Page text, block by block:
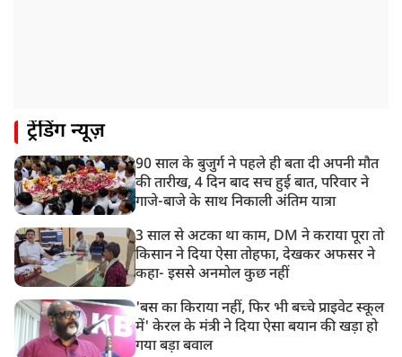
ट्रेंडिंग न्यूज़
90 साल के बुजुर्ग ने पहले ही बता दी अपनी मौत
की तारीख, 4 दिन बाद सच हुई बात, परिवार ने
गाजे-बाजे के साथ निकाली अंतिम यात्रा
3 साल से अटका था काम, DM ने कराया पूरा तो
किसान ने दिया ऐसा तोहफा, देखकर अफसर ने
कहा- इससे अनमोल कुछ नहीं
'बस का किराया नहीं, फिर भी बच्चे प्राइवेट स्कूल
में' केरल के मंत्री ने दिया ऐसा बयान की खड़ा हो
गया बड़ा बवाल